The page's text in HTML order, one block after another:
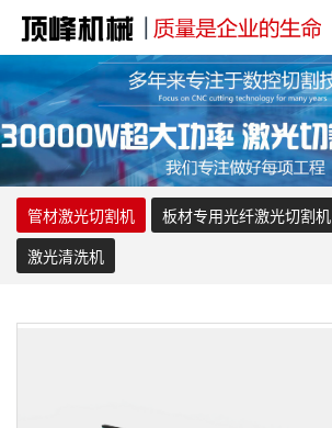
管材激光切割机 板材专用光纤激光切割机
激光清洗机